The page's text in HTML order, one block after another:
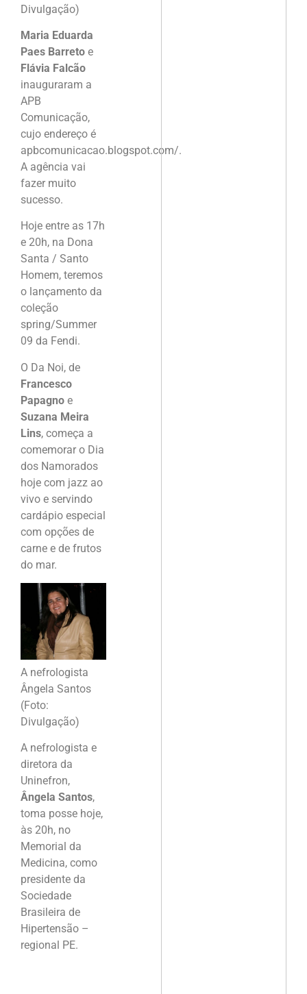
Divulgação)
Maria Eduarda
Paes Barreto e
Flávia Falcão
inauguraram a
APB
Comunicação,
cujo endereço é
apbcomunicacao.blogspot.com/.
A agência vai
fazer muito
sucesso.
Hoje entre as 17h
e 20h, na Dona
Santa / Santo
Homem, teremos
o lançamento da
coleção
spring/Summer
09 da Fendi.
O Da Noi, de
Francesco
Papagno e
Suzana Meira
Lins, começa a
comemorar o Dia
dos Namorados
hoje com jazz ao
vivo e servindo
cardápio especial
com opções de
carne e de frutos
do mar.
A nefrologista
Ângela Santos
(Foto:
Divulgação)
A nefrologista e
diretora da
Uninefron,
Ângela Santos,
toma posse hoje,
às 20h, no
Memorial da
Medicina, como
presidente da
Sociedade
Brasileira de
Hipertensão –
regional PE.